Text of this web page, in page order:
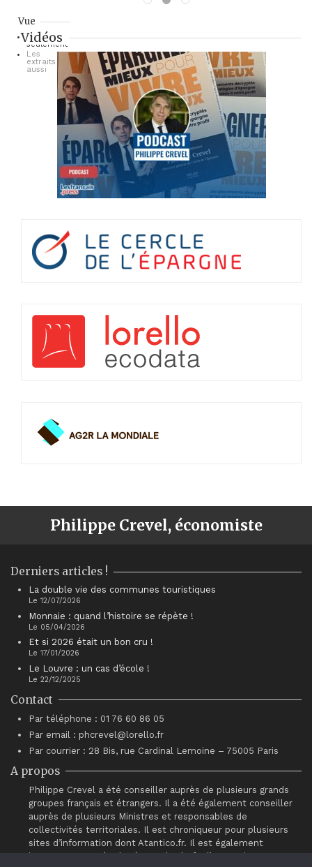
Vue
Les titres
seulement
Les
extraits
aussi
Vidéos
Philippe Crevel, économiste
Derniers articles !
La double vie des communes touristiques
Le 12/07/2026
Monnaie : quand l’histoire se répète !
Le 05/04/2026
Et si 2026 était un bon cru !
Le 17/01/2026
Le Louvre : un cas d’école !
Le 22/12/2025
Contact
Par téléphone : 01 76 60 86 05
Par email : phcrevel@lorello.fr
Par courrier : 28 Bis, rue Cardinal Lemoine – 75005 Paris
A propos
Philippe Crevel a été conseiller auprès de plusieurs grands
groupes français et étrangers. Il a été également conseiller
auprès de plusieurs Ministres et responsables de
collectivités territoriales. Il est chroniqueur pour plusieurs
sites d’information dont Atantico.fr. Il est également
intervenant auprès du réseau de chefs d’entreprises